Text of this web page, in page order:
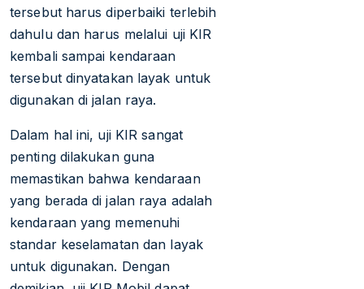
tersebut harus diperbaiki terlebih
dahulu dan harus melalui uji KIR
kembali sampai kendaraan
tersebut dinyatakan layak untuk
digunakan di jalan raya.
Dalam hal ini, uji KIR sangat
penting dilakukan guna
memastikan bahwa kendaraan
yang berada di jalan raya adalah
kendaraan yang memenuhi
standar keselamatan dan layak
untuk digunakan. Dengan